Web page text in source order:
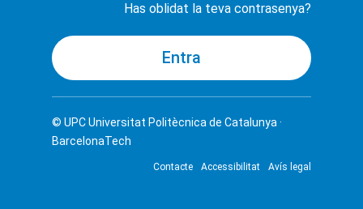
Has oblidat la teva contrasenya?
© UPCUniversitat Politècnica de Catalunya ·
BarcelonaTech
Contacte Accessibilitat Avís legal